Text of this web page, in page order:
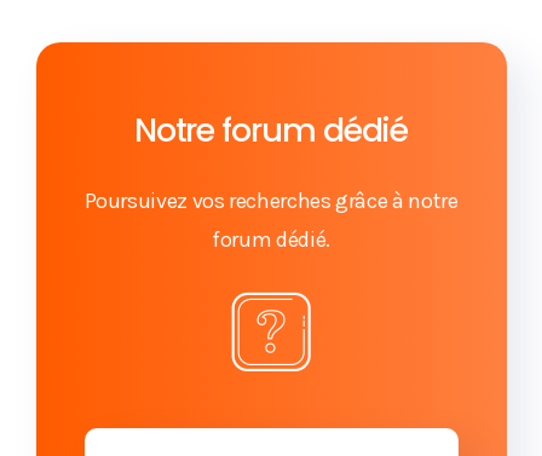
rapprochés compliquent la donne !
Affaire classée : les inégalités entre héritiers
Droit des successions et prescription : quel délai
Familles recomposées : comment s’organise la
Notre forum dédié
Poursuivez vos recherches grâce à notre
forum dédié.